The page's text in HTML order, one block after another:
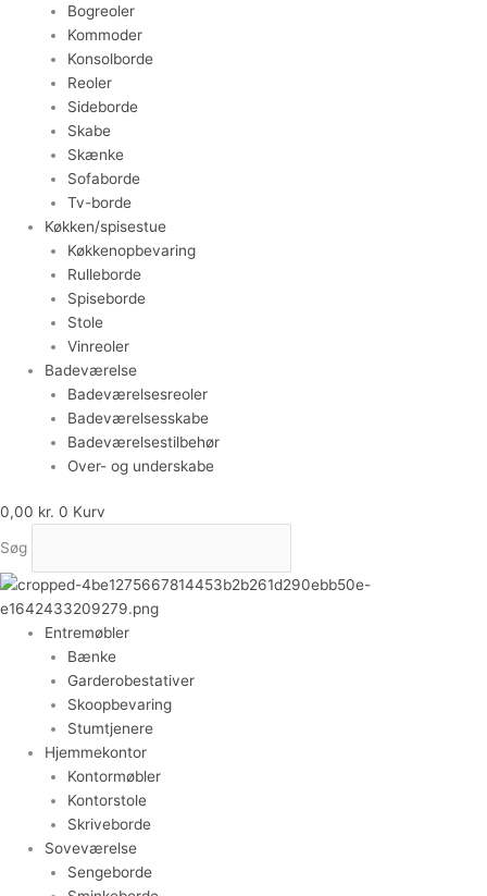
Bogreoler
Kommoder
Konsolborde
Reoler
Sideborde
Skabe
Skænke
Sofaborde
Tv-borde
Køkken/spisestue
Køkkenopbevaring
Rulleborde
Spiseborde
Stole
Vinreoler
Badeværelse
Badeværelsesreoler
Badeværelsesskabe
Badeværelsestilbehør
Over- og underskabe
0,00 kr. 0 Kurv
Søg
Entremøbler
Bænke
Garderobestativer
Skoopbevaring
Stumtjenere
Hjemmekontor
Kontormøbler
Kontorstole
Skriveborde
Soveværelse
Sengeborde